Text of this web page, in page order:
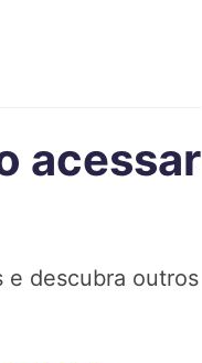
acessar
e descubra outros